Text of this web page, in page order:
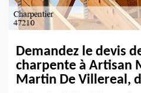
Demandez le devis
charpente à Artisan
Martin De Villereal,